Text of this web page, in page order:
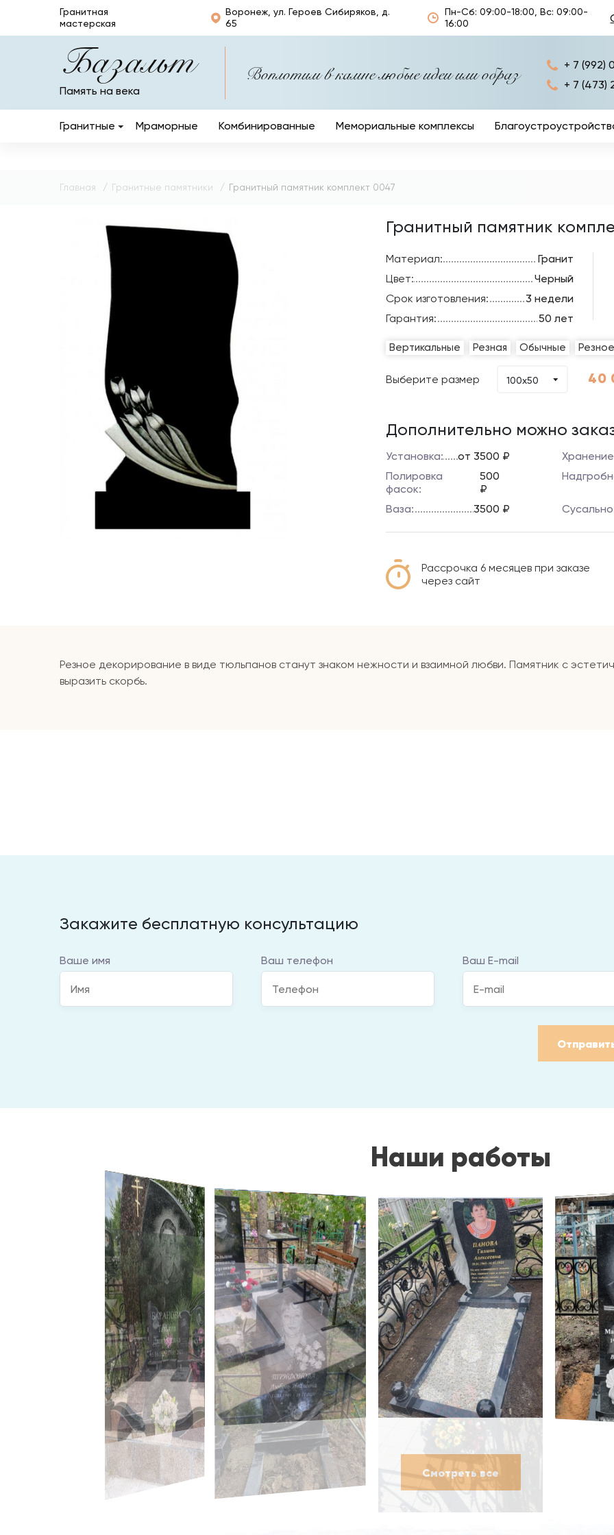
Гранитная
мастерская
Воронеж, ул. Героев Сибиряков, д.
65
Пн-Сб: 09:00-18:00, Вс: 09:00-
16:00
Базальт
Память на века
Воплотим в камне любые идеи или образ
+ 7 (992)
+ 7 (473)
Гранитные Мраморные Комбинированные Мемориальные комплексы
Ритуальные
Главная Гранитные памятники Гранитный памятник комплект 0047
Гранитный памятник
Материал:
Гранит
Цвет:
Черный
Срок изготовления:
3 недели
Гарантия:
50 лет
Вертикальные Резная Обычные
Выберите размер 100х50 40
Дополнительно можно
Установка: от 3500 ₽
Полировка
фасок:
500
₽
Ваза: 3500 ₽
Рассрочка 6 месяцев при заказе
через сайт
Резное декорирование в виде тюльпанов станут знаком нежности и взаимной любви. Памятник с
выразить скорбь.
Закажите бесплатную консультацию
Ваше имя Ваш телефон Ваш E-mail
Наши работы
Смотреть все